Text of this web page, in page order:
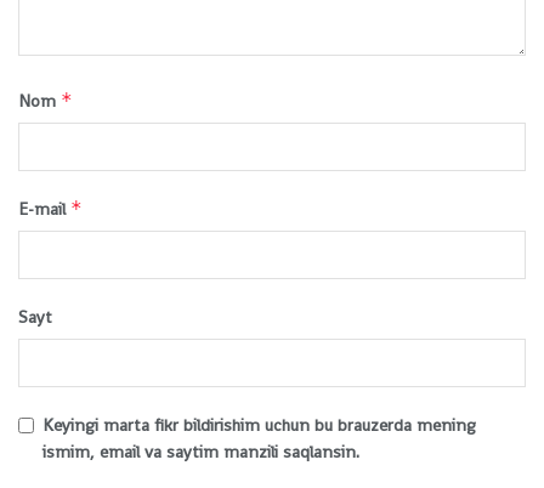
Nom *
E-mail *
Sayt
Keyingi marta fikr bildirishim uchun bu brauzerda mening
ismim, email va saytim manzili saqlansin.